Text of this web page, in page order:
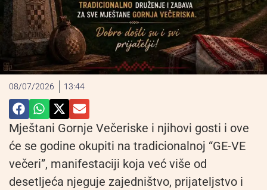
08/07/2026 13:44
Mještani Gornje Večeriske i njihovi gosti i ove
će se godine okupiti na tradicionalnoj “GE-VE
večeri”, manifestaciji koja već više od
desetljeća njeguje zajedništvo, prijateljstvo i